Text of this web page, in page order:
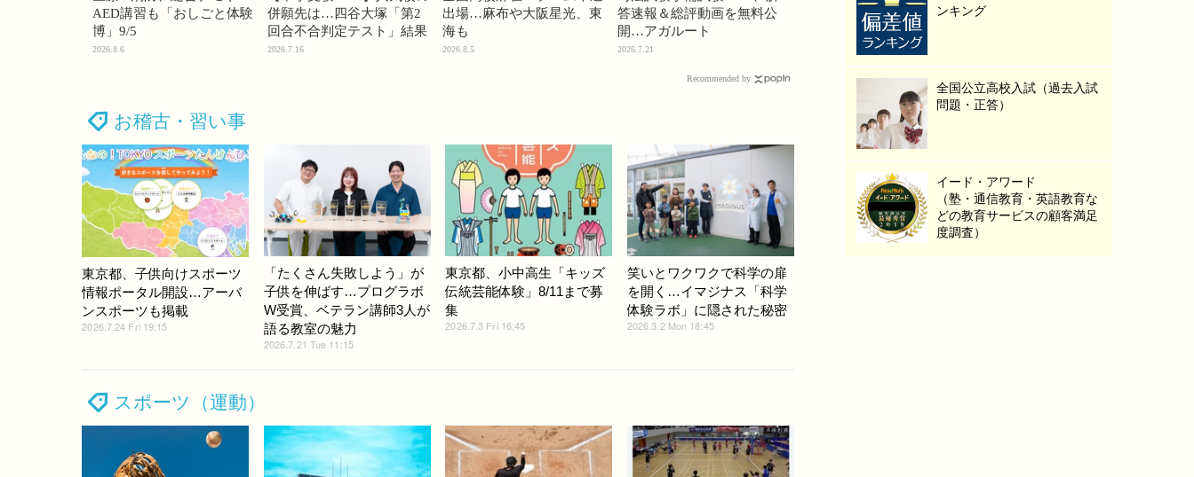
AED講習も「おしごと体験
博」9/5
2026.8.6
併願先は…四谷大塚「第2
回合不合判定テスト」結果
2026.7.16
出場…麻布や大阪星光、東
海も
2026.8.5
答速報＆総評動画を無料公
開…アガルート
2026.7.21
Recommended by
お稽古・習い事
東京都、子供向けスポーツ
情報ポータル開設…アーバ
ンスポーツも掲載
2026.7.24 Fri 19:15
「たくさん失敗しよう」が
子供を伸ばす…プログラボ
W受賞、ベテラン講師3人が
語る教室の魅力
2026.7.21 Tue 11:15
東京都、小中高生「キッズ
伝統芸能体験」8/11まで募
集
2026.7.3 Fri 16:45
笑いとワクワクで科学の扉
を開く…イマジナス「科学
体験ラボ」に隠された秘密
2026.3.2 Mon 18:45
スポーツ（運動）
ンキング
全国公立高校入試（過去入試
問題・正答）
イード・アワード
（塾・通信教育・英語教育な
どの教育サービスの顧客満足
度調査）